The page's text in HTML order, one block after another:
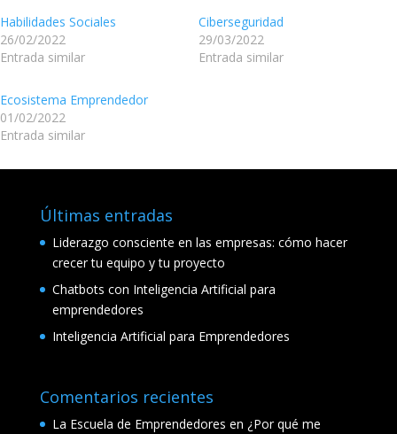
Habilidades Sociales
26/02/2022
Entrada similar
Ciberseguridad
29/03/2022
Entrada similar
Ecosistema Emprendedor
01/02/2022
Entrada similar
Últimas entradas
Liderazgo consciente en las empresas: cómo hacer
crecer tu equipo y tu proyecto
Chatbots con Inteligencia Artificial para
emprendedores
Inteligencia Artificial para Emprendedores
Comentarios recientes
La Escuela de Emprendedores en ¿Por qué me